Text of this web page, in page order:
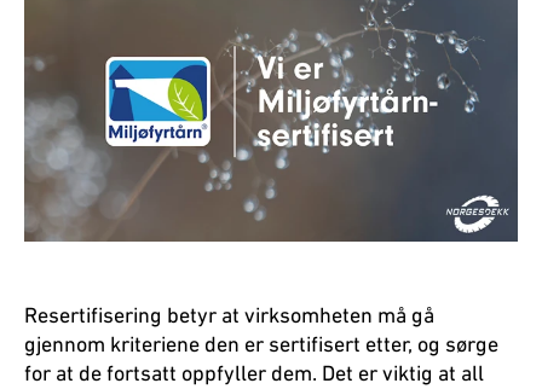
Resertifisering betyr at virksomheten må gå
gjennom kriteriene den er sertifisert etter, og sørge
for at de fortsatt oppfyller dem. Det er viktig at all